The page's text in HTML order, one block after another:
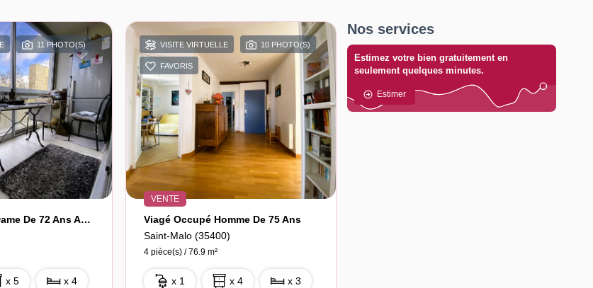
11 PHOTO(S)
Viager Occupé Dame De 72 Ans Appartement T5
x 5 x 4
VISITE VIRTUELLE 10 PHOTO(S)
FAVORIS
VENTE
Viagé Occupé Homme De 75 Ans
Saint-Malo (35400)
4 pièce(s) / 76.9 m²
x 1 x 4 x 3
Nos services
Estimez votre bien gratuitement en
seulement quelques minutes.
Estimer